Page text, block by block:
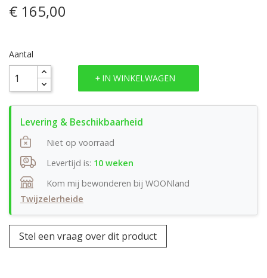
€ 165,00
Aantal
IN WINKELWAGEN
Niet op voorraad
Levertijd is: 10 weken
Kom mij bewonderen bij WOONland
Twijzelerheide
Stel een vraag over dit product